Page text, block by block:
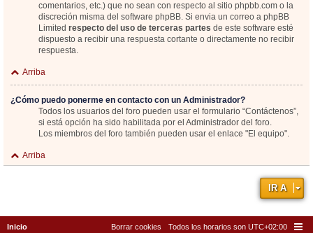
comentarios, etc.) que no sean con respecto al sitio phpbb.com o la
discreción misma del software phpBB. Si envia un correo a phpBB
Limited respecto del uso de terceras partes de este software esté
dispuesto a recibir una respuesta cortante o directamente no recibir
respuesta.
Arriba
¿Cómo puedo ponerme en contacto con un Administrador?
Todos los usuarios del foro pueden usar el formulario “Contáctenos”,
si está opción ha sido habilitada por el Administrador del foro.
Los miembros del foro también pueden usar el enlace "El equipo".
Arriba
IR A
Inicio Todos los horarios son UTC+02:00
Borrar cookies